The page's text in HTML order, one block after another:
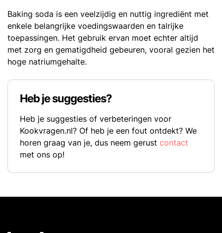
Baking soda is een veelzijdig en nuttig ingrediënt met
enkele belangrijke voedingswaarden en talrijke
toepassingen. Het gebruik ervan moet echter altijd
met zorg en gematigdheid gebeuren, vooral gezien het
hoge natriumgehalte.
Heb je suggesties?
Heb je suggesties of verbeteringen voor
Kookvragen.nl? Of heb je een fout ontdekt? We
horen graag van je, dus neem gerust contact
met ons op!